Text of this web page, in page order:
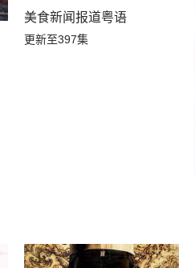
美食新闻报道粤语
更新至397集